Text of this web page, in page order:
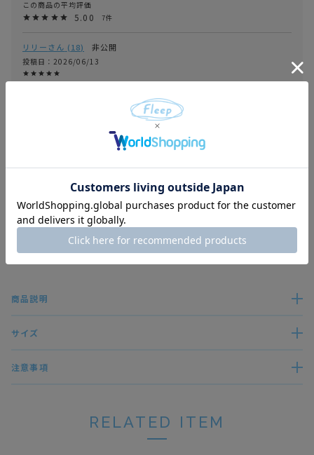
5.00 7
リリー 18 非公開
投稿日 2026/06/13
い色の方が白のブラウスなどには透けなくて良い感じ。襟ぐりが広いので、
非公開
肌触りが良く暖かい素晴らしい商品です。大満足です。ありがとうございまし
た。
すべてのレビューを見る レビューを書く
商品説明
サイズ
注意事項
RELATED ITEM